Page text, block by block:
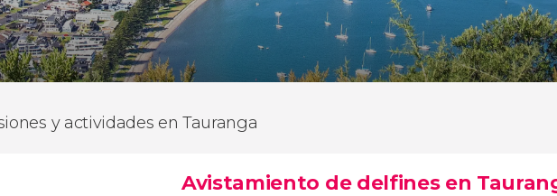
y actividades en Tauranga
Avistamiento de delfines en